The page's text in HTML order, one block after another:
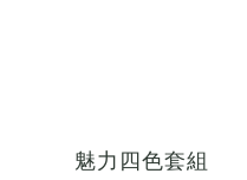
魅力四色套組